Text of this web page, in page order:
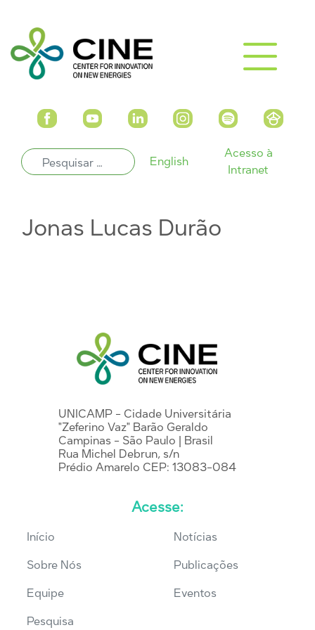
English
Acesso à
Intranet
Jonas Lucas Durão
UNICAMP - Cidade Universitária
"Zeferino Vaz" Barão Geraldo
Campinas - São Paulo | Brasil
Rua Michel Debrun, s/n
Prédio Amarelo CEP: 13083-084
Acesse:
Início
Sobre Nós
Equipe
Pesquisa
Notícias
Publicações
Eventos